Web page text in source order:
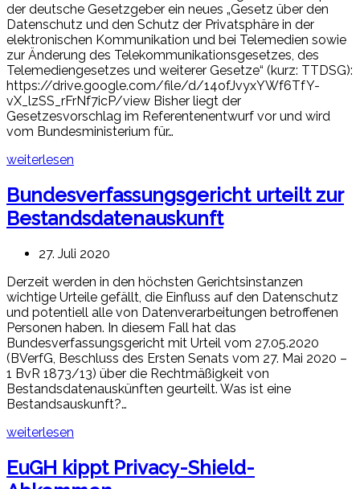
der deutsche Gesetzgeber ein neues „Gesetz über den
Datenschutz und den Schutz der Privatsphäre in der
elektronischen Kommunikation und bei Telemedien sowie
zur Änderung des Telekommunikationsgesetzes, des
Telemediengesetzes und weiterer Gesetze“ (kurz: TTDSG):
https://drive.google.com/file/d/14ofJvyxYWf6TfY-
vX_lzSS_rFrNf7icP/view Bisher liegt der
Gesetzesvorschlag im Referentenentwurf vor und wird
vom Bundesministerium für…
weiterlesen
Bundesverfassungsgericht urteilt zur
Bestandsdatenauskunft
27. Juli 2020
Derzeit werden in den höchsten Gerichtsinstanzen
wichtige Urteile gefällt, die Einfluss auf den Datenschutz
und potentiell alle von Datenverarbeitungen betroffenen
Personen haben. In diesem Fall hat das
Bundesverfassungsgericht mit Urteil vom 27.05.2020
(BVerfG, Beschluss des Ersten Senats vom 27. Mai 2020 –
1 BvR 1873/13) über die Rechtmäßigkeit von
Bestandsdatenauskünften geurteilt. Was ist eine
Bestandsauskunft?…
weiterlesen
EuGH kippt Privacy-Shield-